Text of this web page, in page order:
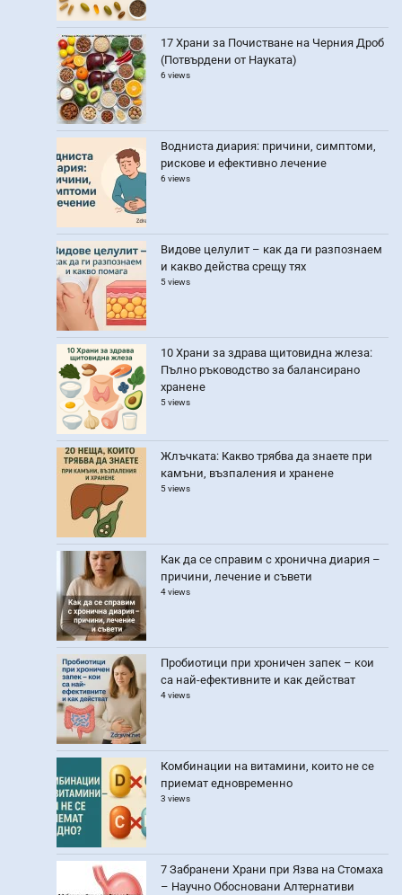
17 Храни за Почистване на Черния Дроб
(Потвърдени от Науката)
6 views
Водниста диария: причини, симптоми,
рискове и ефективно лечение
6 views
Видове целулит – как да ги разпознаем
и какво действа срещу тях
5 views
10 Храни за здрава щитовидна жлеза:
Пълно ръководство за балансирано
хранене
5 views
Жлъчката: Какво трябва да знаете при
камъни, възпаления и хранене
5 views
Как да се справим с хронична диария –
причини, лечение и съвети
4 views
Пробиотици при хроничен запек – кои
са най-ефективните и как действат
4 views
Комбинации на витамини, които не се
приемат едновременно
3 views
7 Забранени Храни при Язва на Стомаха
– Научно Обосновани Алтернативи